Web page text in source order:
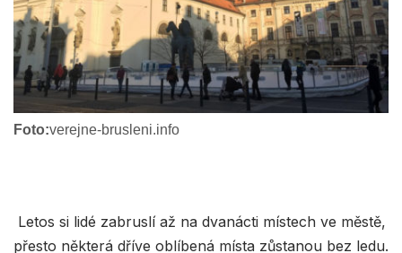
Foto:verejne-brusleni.info
Letos si lidé zabruslí až na dvanácti místech ve městě,
přesto některá dříve oblíbená místa zůstanou bez ledu.